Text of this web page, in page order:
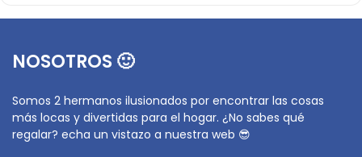
NOSOTROS 🙂
Somos 2 hermanos ilusionados por encontrar las cosas
más locas y divertidas para el hogar. ¿No sabes qué
regalar? echa un vistazo a nuestra web 😎